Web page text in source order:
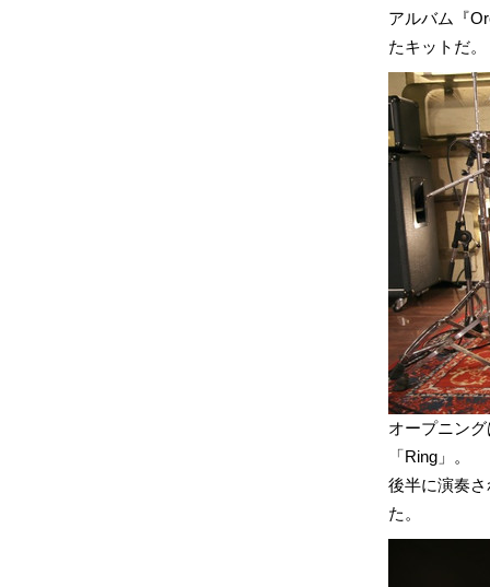
アルバム『
たキットだ。
オープニン
「Ring」。
後半に演奏
た。